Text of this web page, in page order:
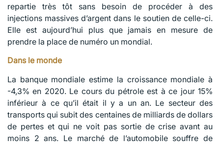
repartie très tôt sans besoin de procéder à des
injections massives d’argent dans le soutien de celle-ci.
Elle est aujourd’hui plus que jamais en mesure de
prendre la place de numéro un mondial.
Dans le monde
La banque mondiale estime la croissance mondiale à
-4,3% en 2020. Le cours du pétrole est à ce jour 15%
inférieur à ce qu’il était il y a un an. Le secteur des
transports qui subit des centaines de milliards de dollars
de pertes et qui ne voit pas sortie de crise avant au
moins 2 ans. Le marché de l’automobile souffre de